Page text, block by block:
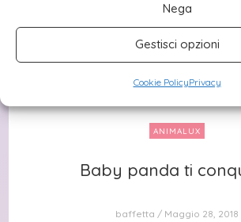
Nega
Gestisci opzioni
Cookie PolicyPrivacy
ANIMALUX
Baby panda ti
Baby panda ti
baffetta Maggio 28, 2018